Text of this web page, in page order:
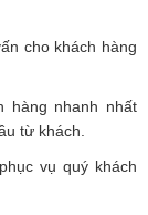
cho khách hàng
hàng nhanh nhất
từ khách.
vụ quý khách